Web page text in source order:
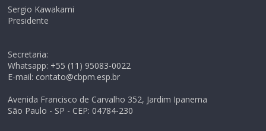
Sergio Kawakami
Presidente
Secretaria:
Whatsapp: +55 (11) 95083-0022
E-mail: contato@cbpm.esp.br
Avenida Francisco de Carvalho 352, Jardim Ipanema
São Paulo - SP - CEP: 04784-230